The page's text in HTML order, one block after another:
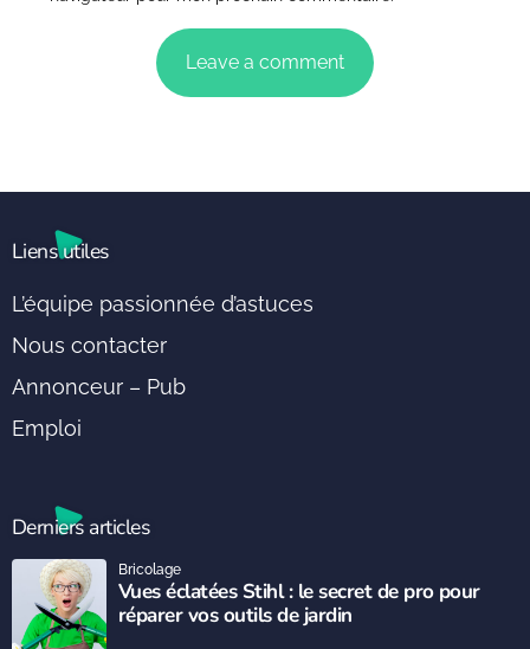
Liens utiles
L’équipe passionnée d’astuces
Nous contacter
Annonceur – Pub
Emploi
Derniers articles
Vues éclatées Stihl : le secret de pro pour
réparer vos outils de jardin
Bricolage